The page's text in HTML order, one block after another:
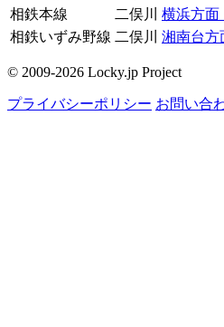
相鉄本線
二俣川 横浜方面
相鉄いずみ野線 二俣川 湘南台方
© 2009-2026 Locky.jp Project
プライバシーポリシー お問い合